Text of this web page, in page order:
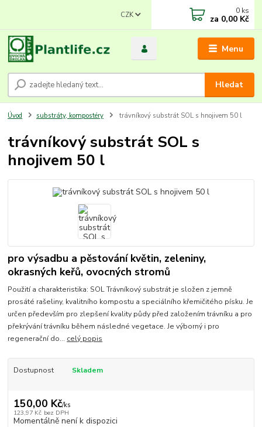
Menu
CZK
Hledat
0 ks
za 0,00 Kč
Úvod substráty, kompostéry trávníkový substrát SOL s hnojivem 50 l
trávníkový substrát SOL s
hnojivem 50 l
pro výsadbu a pěstování květin, zeleniny,
okrasných keřů, ovocných stromů
Použití a charakteristika: SOL Trávníkový substrát je složen z jemně
prosáté rašeliny, kvalitního kompostu a speciálního křemičitého písku. Je
určen především pro zlepšení kvality půdy před založením trávníku a pro
překrývání trávníku během následné vegetace. Je výborný i pro
regenerační do... celý popis
Dostupnost Skladem
150,00 Kč/ks
123,97 Kč bez DPH
Momentálně není k dispozici